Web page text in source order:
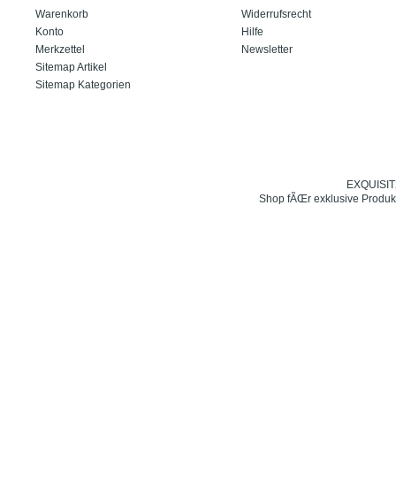
Warenkorb
Konto
Merkzettel
Sitemap Artikel
Sitemap Kategorien
Widerrufsrecht
Hilfe
Newsletter
Shop fÃŒr exklusive